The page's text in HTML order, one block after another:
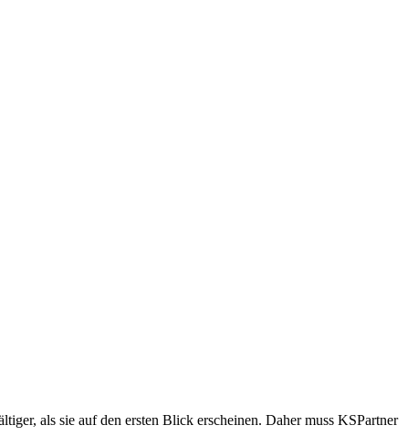
als sie auf den ersten Blick erscheinen. Daher muss KSPartner